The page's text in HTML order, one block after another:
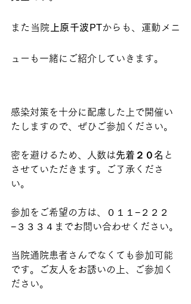
また当院 上原千波PTからも、運動メニ
ューも一緒にご紹介していきます。
感染対策を十分に配慮した上で開催い
たしますので、ぜひご参加ください。
密を避けるため、人数は先着２０名 と
させていただきます。ご了承くださ
い。
参加をご希望の方は、０１１−２２２
−３３３４までお問い合わせください。
当院通院患者さんでなくても参加可能
です。ご友人をお誘いの上、ご参加く
ださい。